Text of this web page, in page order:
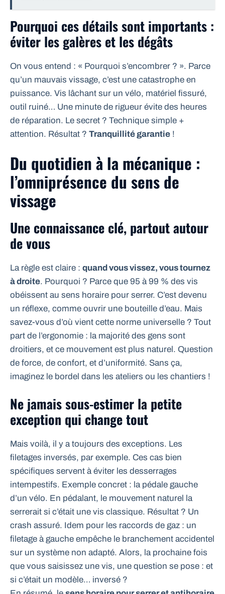
Pourquoi ces détails sont importants :
éviter les galères et les dégâts
On vous entend : « Pourquoi s’encombrer ? ». Parce
qu’un mauvais vissage, c’est une catastrophe en
puissance. Vis lâchant sur un vélo, matériel fissuré,
outil ruiné… Une minute de rigueur évite des heures
de réparation. Le secret ? Technique simple +
attention. Résultat ? Tranquillité garantie !
Du quotidien à la mécanique :
l’omniprésence du sens de
vissage
Une connaissance clé, partout autour
de vous
La règle est claire : quand vous vissez, vous tournez
à droite. Pourquoi ? Parce que 95 à 99 % des vis
obéissent au sens horaire pour serrer. C’est devenu
un réflexe, comme ouvrir une bouteille d’eau. Mais
savez-vous d’où vient cette norme universelle ? Tout
part de l’ergonomie : la majorité des gens sont
droitiers, et ce mouvement est plus naturel. Question
de force, de confort, et d’uniformité. Sans ça,
imaginez le bordel dans les ateliers ou les chantiers !
Ne jamais sous-estimer la petite
exception qui change tout
Mais voilà, il y a toujours des exceptions. Les
filetages inversés, par exemple. Ces cas bien
spécifiques servent à éviter les desserrages
intempestifs. Exemple concret : la pédale gauche
d’un vélo. En pédalant, le mouvement naturel la
serrerait si c’était une vis classique. Résultat ? Un
crash assuré. Idem pour les raccords de gaz : un
filetage à gauche empêche le branchement accidentel
sur un système non adapté. Alors, la prochaine fois
que vous saisissez une vis, une question se pose : et
si c’était un modèle… inversé ?